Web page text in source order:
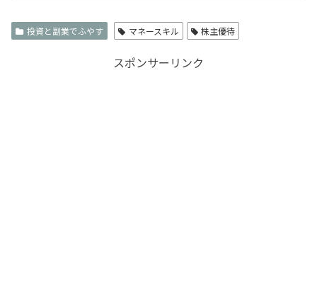
投資と副業でふやす マネースキル 株主優待
スポンサーリンク